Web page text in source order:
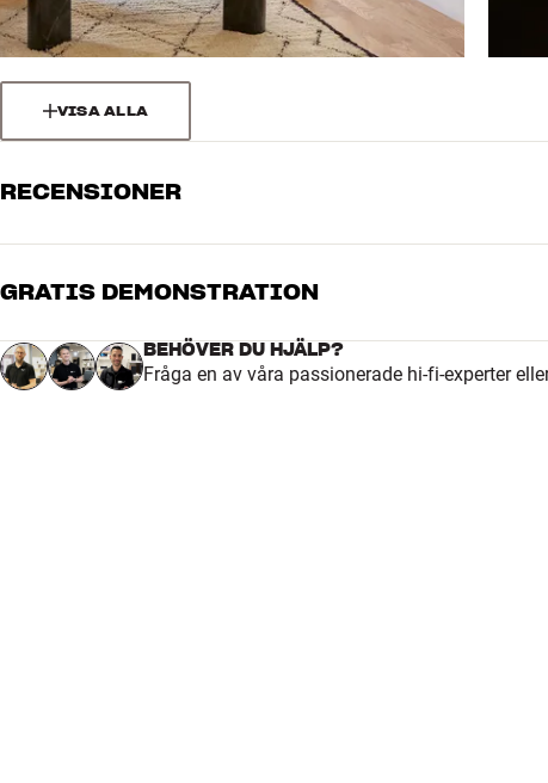
VISA ALLA
RECENSIONER
5
4
3 1
GRATIS DEMONSTRATION
BEHÖVER DU HJÄLP?
Fråga en av våra passionerade hi-fi-experter